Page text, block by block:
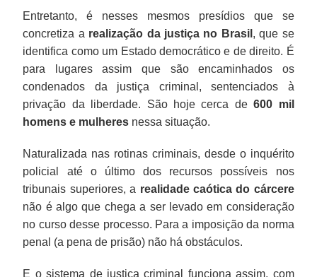
Entretanto, é nesses mesmos presídios que se
concretiza a realização da justiça no Brasil , que se
identifica como um Estado democrático e de direito. É
para lugares assim que são encaminhados os
condenados da justiça criminal, sentenciados à
privação da liberdade. São hoje cerca de600 mil
homens e mulheres nessa situação.
Naturalizada nas rotinas criminais, desde o inquérito
policial até o último dos recursos possíveis nos
tribunais superiores, a realidade caótica do cárcere
não é algo que chega a ser levado em consideração
no curso desse processo. Para a imposição da norma
penal (a pena de prisão) não há obstáculos.
E o sistema de justiça criminal funciona assim, com